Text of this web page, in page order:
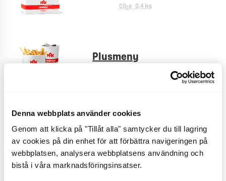
Denna webbplats använder cookies
Genom att klicka på "Tillåt alla" samtycker du till lagring
av cookies på din enhet för att förbättra navigeringen på
webbplatsen, analysera webbplatsens användning och
bistå i våra marknadsföringsinsatser.
CO2e 0,4 kg
Plusmeny
CO e 0,9 kg